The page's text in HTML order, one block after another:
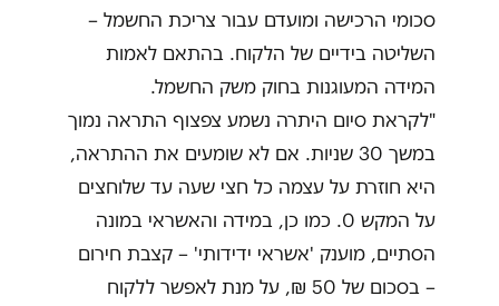
סכומי הרכישה ומועדם עבור צריכת החשמל –
השליטה בידיים של הלקוח. בהתאם לאמות
המידה המעוגנות בחוק משק החשמל.
"לקראת סיום היתרה נשמע צפצוף התראה נמוך
במשך 30 שניות. אם לא שומעים את ההתראה,
היא חוזרת על עצמה כל חצי שעה עד שלוחצים
על המקש 0. כמו כן, במידה והאשראי במונה
הסתיים, מוענק 'אשראי ידידותי' – קצבת חירום
– בסכום של 50 ₪, על מנת לאפשר ללקוח